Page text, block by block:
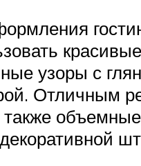
узоры с
Отличным
также